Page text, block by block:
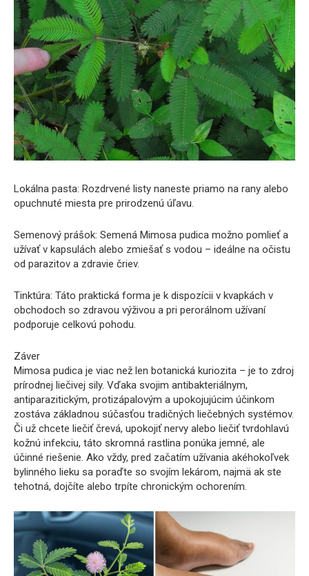
Lokálna pasta: Rozdrvené listy naneste priamo na rany alebo
opuchnuté miesta pre prirodzenú úľavu.
Semenový prášok: Semená Mimosa pudica možno pomlieť a
užívať v kapsulách alebo zmiešať s vodou – ideálne na očistu
od parazitov a zdravie čriev.
Tinktúra: Táto praktická forma je k dispozícii v kvapkách v
obchodoch so zdravou výživou a pri perorálnom užívaní
podporuje celkovú pohodu.
Záver
Mimosa pudica je viac než len botanická kuriozita – je to zdroj
prírodnej liečivej sily. Vďaka svojim antibakteriálnym,
antiparazitickým, protizápalovým a upokojujúcim účinkom
zostáva základnou súčasťou tradičných liečebných systémov.
Či už chcete liečiť črevá, upokojiť nervy alebo liečiť tvrdohlavú
kožnú infekciu, táto skromná rastlina ponúka jemné, ale
účinné riešenie. Ako vždy, pred začatím užívania akéhokoľvek
bylinného lieku sa poraďte so svojím lekárom, najmä ak ste
tehotná, dojčíte alebo trpíte chronickým ochorením.